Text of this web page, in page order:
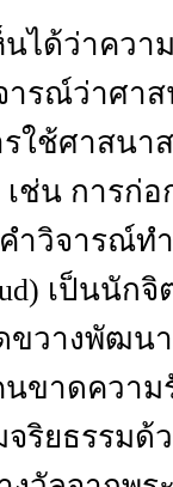
ได้ว่าควา
รณ์ว่าศาส
รใช้ศาสน
เช่น การก่
ำวิจารณ์ท
เป็นนักจิ
วางพัฒน
ขาดความ
ริยธรรมด้